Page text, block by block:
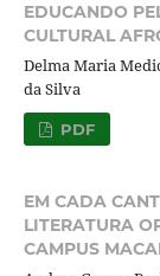
EDUCANDO
CULTURAL
Delma Maria
da Silva
PDF
EM CADA
LITERATURA
CAMPUS